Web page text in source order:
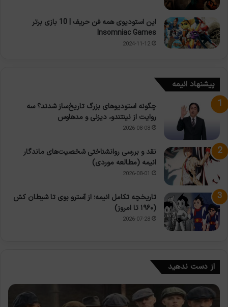
این استودیوی همه فن حریف | 10 بازی برتر
Insomniac Games
2024-11-12
پیشنهاد انیمه
چگونه استودیوهای بزرگ تاریخ‌ساز شدند؟ سه
روایت از نینتندو، دیزنی و مدهاوس
2026-08-08
نقد و بررسی روانشناختی شخصیت‌های ماندگار
انیمه (مطالعه موردی)
2026-08-01
تاریخچه تکامل انیمه؛ از آسترو بوی تا شیطان کش
(۱۹۶۰ تا امروز)
2026-07-28
از دست ندهید